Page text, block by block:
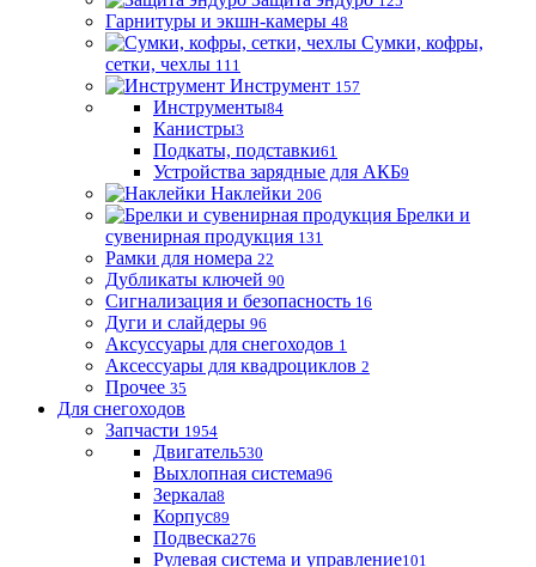
Гарнитуры и экшн-камеры 48
Сумки, кофры,
сетки, чехлы 111
Инструмент 157
Инструменты84
Канистры3
Подкаты, подставки61
Устройства зарядные для АКБ9
Наклейки 206
Брелки и
сувенирная продукция 131
Рамки для номера 22
Дубликаты ключей 90
Сигнализация и безопасность 16
Дуги и слайдеры 96
Аксуссуары для снегоходов 1
Аксессуары для квадроциклов 2
Прочее 35
Для снегоходов
Запчасти 1954
Двигатель530
Выхлопная система96
Зеркала8
Корпус89
Подвеска276
Рулевая система и управление101